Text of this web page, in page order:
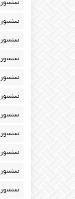
سنسور
سنسور